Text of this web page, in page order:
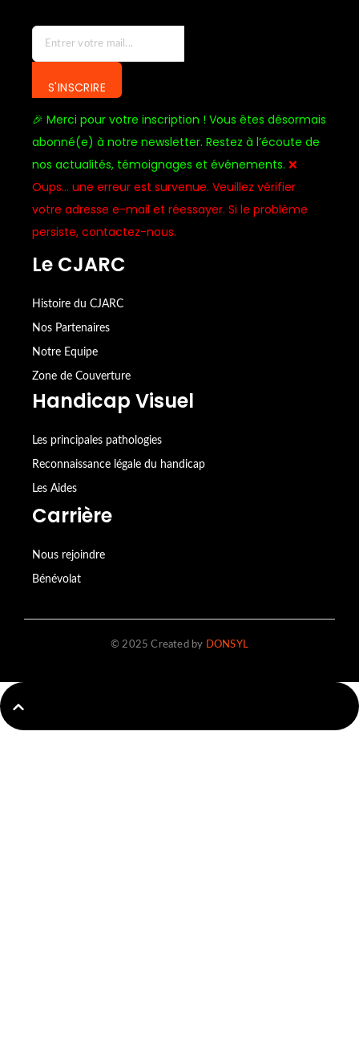
S'INSCRIRE
🎉 Merci pour votre inscription ! Vous êtes désormais
abonné(e) à notre newsletter. Restez à l’écoute de
nos actualités, témoignages et événements. ❌
Oups… une erreur est survenue. Veuillez vérifier
votre adresse e-mail et réessayer. Si le problème
persiste, contactez-nous.
Le CJARC
Histoire du CJARC
Nos Partenaires
Notre Equipe
Zone de Couverture
Handicap Visuel
Les principales pathologies
Reconnaissance légale du handicap
Les Aides
Carrière
Nous rejoindre
Bénévolat
© 2025 Created by DONSYL